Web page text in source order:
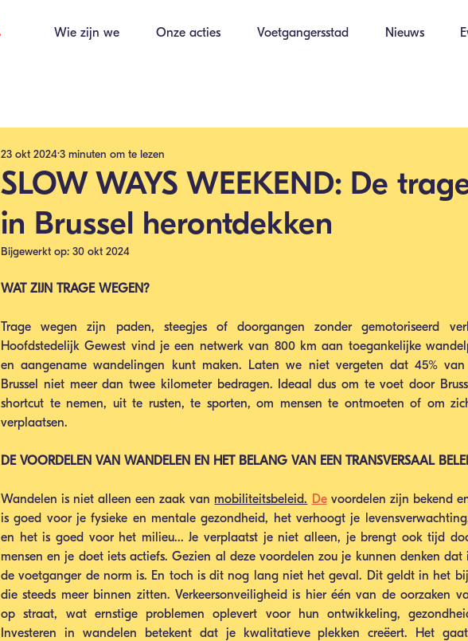
Wie zijn we Onze acties Voetgangersstad Nieuws
SLOW WAYS WEEKEND: De
in Brussel herontdekken
23 okt 20243 minuten om te lezen
Bijgewerkt op: 30 okt 2024
WAT ZIJN TRAGE WEGEN?
Trage wegen zijn paden, steegjes of doorgangen zonder gemotoriseerd
Hoofdstedelijk Gewest vind je een netwerk van 800 km aan toegankelijke
en aangename wandelingen kunt maken. Laten we niet vergeten dat 45%
Brussel niet meer dan twee kilometer bedragen. Ideaal dus om te voet door
shortcut te nemen, uit te rusten, te sporten, om mensen te ontmoeten of om
verplaatsen.
DE VOORDELEN VAN WANDELEN EN HET BELANG VAN EEN TRANSVERSAAL
Wandelen is niet alleen een zaak van mobiliteitsbeleid. De voordelen zijn bekend
is goed voor je fysieke en mentale gezondheid, het verhoogt je
en het is goed voor het milieu... Je verplaatst je niet alleen, je brengt ook tijd
mensen en je doet iets actiefs. Gezien al deze voordelen zou je kunnen denken
de voetganger de norm is. En toch is dit nog lang niet het geval. Dit geldt in het
die steeds meer binnen zitten. Verkeersonveiligheid is hier één van de oorzaken
op straat, wat ernstige problemen oplevert voor hun ontwikkeling,
Investeren in wandelen betekent dat je kwalitatieve plekken creëert. Het